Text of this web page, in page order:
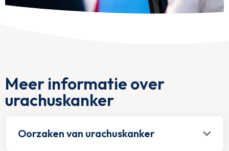
Meer informatie over
urachuskanker
Oorzaken van urachuskanker